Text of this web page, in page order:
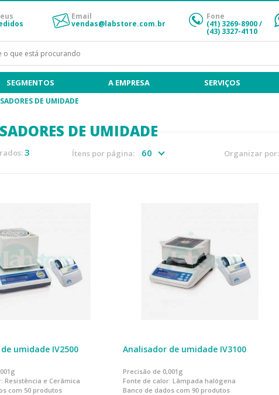
Email
vendas@labstore.com.br
Fone
(41) 3269-8900 /
(43) 3327-4110
SEGMENTOS A EMPRESA SERVIÇOS
DE UMIDADE
DE UMIDADE
3 Ítens por página: Organizar por:
umidade IV2500
Resistência e Cerâmica
com 50 produtos
Analisador de umidade IV3100
Precisão de 0,001g
Fonte de calor: Lâmpada halógena
Banco de dados com 90 produtos